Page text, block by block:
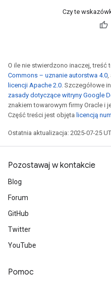
Czy te
O ile nie stwierdzono inaczej, treść
Commons – uznanie autorstwa 4.0,
licencji Apache 2.0. Szczegółowe
zasady dotyczące witryny Google
znakiem towarowym firmy Oracle i
Część treści jest objęta licencją
Ostatnia aktualizacja: 2025-07-25
Pozostawaj w kontakcie
Blog
Forum
GitHub
Twitter
YouTube
Pomoc